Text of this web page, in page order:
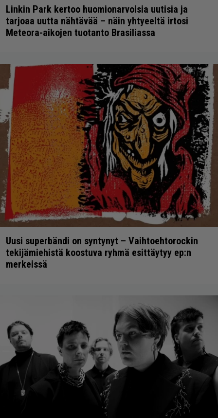
Linkin Park kertoo huomionarvoisia uutisia ja
tarjoaa uutta nähtävää – näin yhtyeeltä irtosi
Meteora-aikojen tuotanto Brasiliassa
Uusi superbändi on syntynyt – Vaihtoehtorockin
tekijämiehistä koostuva ryhmä esittäytyy ep:n
merkeissä